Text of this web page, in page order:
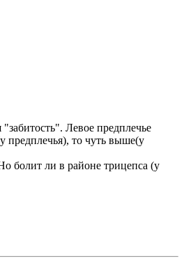
Левое предплечье
предплечья), то чуть выше(у
болит ли в районе трицепса (у